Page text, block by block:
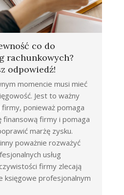
co do
rachunkowych?
odpowiedź!
momencie musi mieć
Jest to ważny
ponieważ pomaga
finansową firmy i pomaga
marżę zysku.
poważnie rozważyć
usług
firmy zlecają
księgowe profesjonalnym